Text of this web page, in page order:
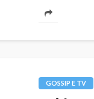
GOSSIP E TV